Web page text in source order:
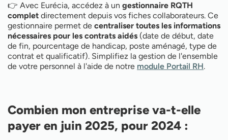
👉 Avec Eurécia, accédez à un gestionnaire RQTH
complet directement depuis vos fiches collaborateurs. Ce
gestionnaire permet de centraliser toutes les informations
nécessaires pour les contrats aidés (date de début, date
de fin, pourcentage de handicap, poste aménagé, type de
contrat et qualificatif). Simplifiez la gestion de l'ensemble
de votre personnel à l'aide de notre module Portail RH.
Combien mon entreprise va-t-elle
payer en juin 2025, pour 2024 :